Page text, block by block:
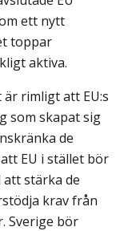
ett nytt
toppar
aktiva.
rimligt att EU:s
som skapat sig
de
EU i stället bör
stärka de
krav från
Sverige bör